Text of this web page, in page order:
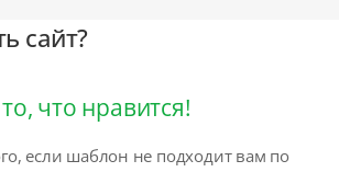
сайт?
что нравится!
если шаблон не подходит вам по